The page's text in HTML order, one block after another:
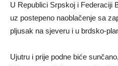
U Republici Srpskoj i Federaciji
uz postepeno naoblačenje sa
pljusak na sjeveru i u brdsko-
Ujutru i prije podne biće